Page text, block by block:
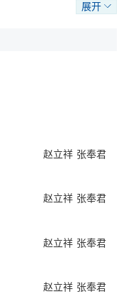
展开
赵立祥 张奉君
赵立祥 张奉君
赵立祥 张奉君
赵立祥 张奉君